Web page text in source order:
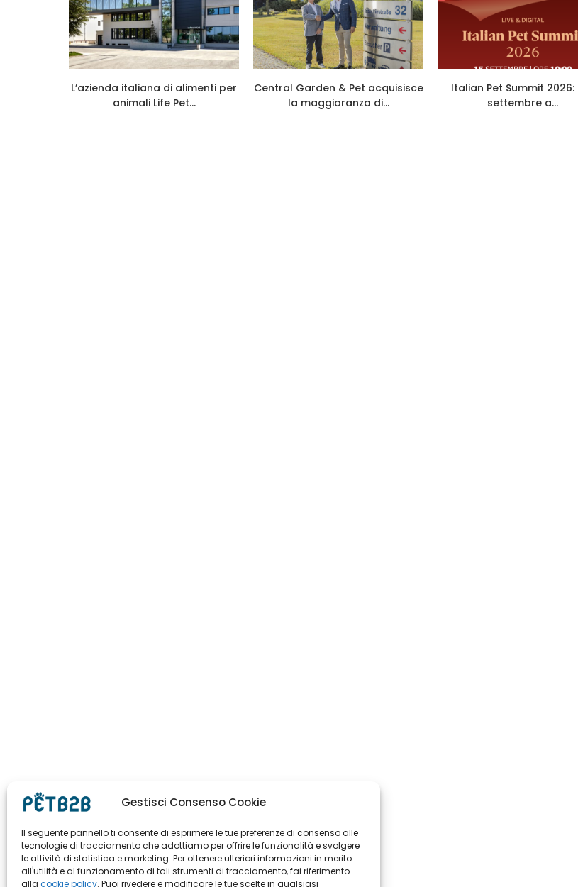
Gestisci Consenso Cookie
Il seguente pannello ti consente di esprimere le tue preferenze di consenso alle
tecnologie di tracciamento che adottiamo per offrire le funzionalità e svolgere
le attività di statistica e marketing. Per ottenere ulteriori informazioni in merito
all'utilità e al funzionamento di tali strumenti di tracciamento, fai riferimento
alla cookie policy. Puoi rivedere e modificare le tue scelte in qualsiasi
L’azienda italiana di alimenti per
animali Life Pet...
Central Garden & Pet acquisisce
la maggioranza di...
Italian Pet Summit 2026:
settembre a...